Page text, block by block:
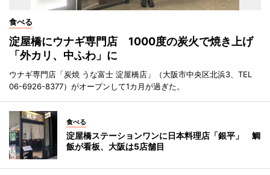
食べる
淀屋橋にウナギ専門店 1000度の炭火で焼き上げ
「外カリ、中ふわ」に
ウナギ専門店「炭焼 うな富士 淀屋橋店」（大阪市中央区北浜3、TEL
06-6926-8377）がオープンして1カ月が過ぎた。
食べる
淀屋橋ステーションワンに日本料理店「銀平」 鯛
飯が看板、大阪は5店舗目